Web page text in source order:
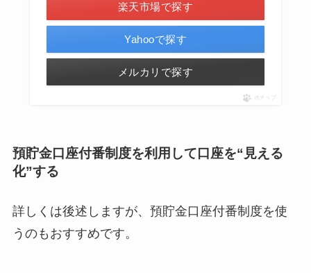
楽天市場で探す
Yahooで探す
メルカリで探す
ポチップ
預貯金口座付番制度を利用して口座を“見える
化”する
詳しくは後述しますが、預貯金口座付番制度を使
うのもおすすめです。